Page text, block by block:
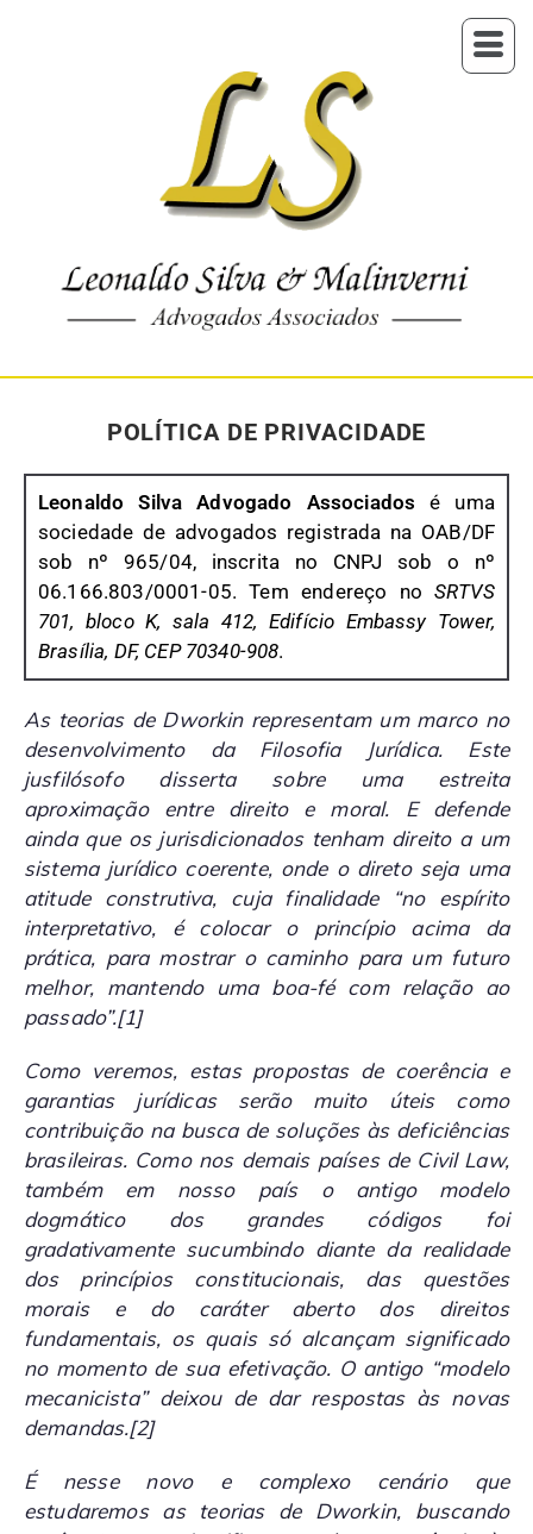
POLÍTICA DE PRIVACIDADE
Leonaldo Silva Advogado Associados é uma
sociedade de advogados registrada na OAB/DF
sob nº 965/04, inscrita no CNPJ sob o nº
06.166.803/0001-05. Tem endereço noSRTVS
701, bloco K, sala 412, Edifício Embassy Tower,
Brasília, DF, CEP 70340-908.
As teorias de Dworkin representam um marco no
desenvolvimento da Filosofia Jurídica. Este
jusfilósofo disserta sobre uma estreita
aproximação entre direito e moral. E defende
ainda que os jurisdicionados tenham direito a um
sistema jurídico coerente, onde o direto seja uma
atitude construtiva, cuja finalidade “no espírito
interpretativo, é colocar o princípio acima da
prática, para mostrar o caminho para um futuro
melhor, mantendo uma boa-fé com relação ao
passado”.[1]
Como veremos, estas propostas de coerência e
garantias jurídicas serão muito úteis como
contribuição na busca de soluções às deficiências
brasileiras. Como nos demais países de Civil Law,
também em nosso país o antigo modelo
dogmático dos grandes códigos foi
gradativamente sucumbindo diante da realidade
dos princípios constitucionais, das questões
morais e do caráter aberto dos direitos
fundamentais, os quais só alcançam significado
no momento de sua efetivação. O antigo “modelo
mecanicista” deixou de dar respostas às novas
demandas.[2]
É nesse novo e complexo cenário que
estudaremos as teorias de Dworkin, buscando